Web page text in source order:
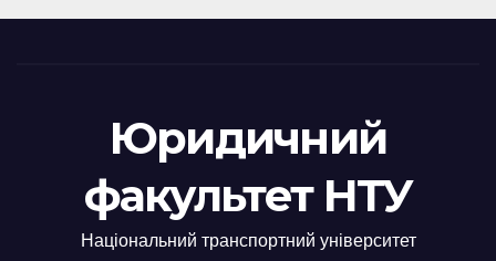
Юридичний
факультет НТУ
Національний транспортний університет